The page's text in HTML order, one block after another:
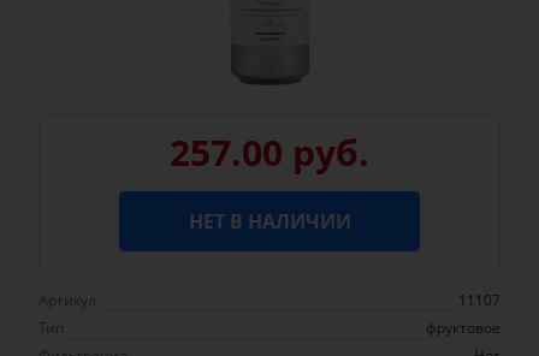
257.00 руб.
НЕТ В НАЛИЧИИ
Артикул
11107
Тип
фруктовое